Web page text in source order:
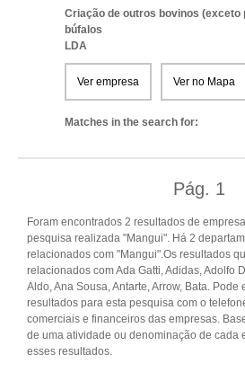
Criação de outros bovinos (exceto
búfalos
LDA
Ver empresa Ver no Mapa
Matches in the search for:
Pág. 1
Foram encontrados 2 resultados de
pesquisa realizada "Mangui". Há 2
relacionados com "Mangui".Os resultados
relacionados com Ada Gatti, Adidas, Adolfo
Aldo, Ana Sousa, Antarte, Arrow, Bata.
resultados para esta pesquisa com o
comerciais e financeiros das empresas.
de uma atividade ou denominação de cada
esses resultados.